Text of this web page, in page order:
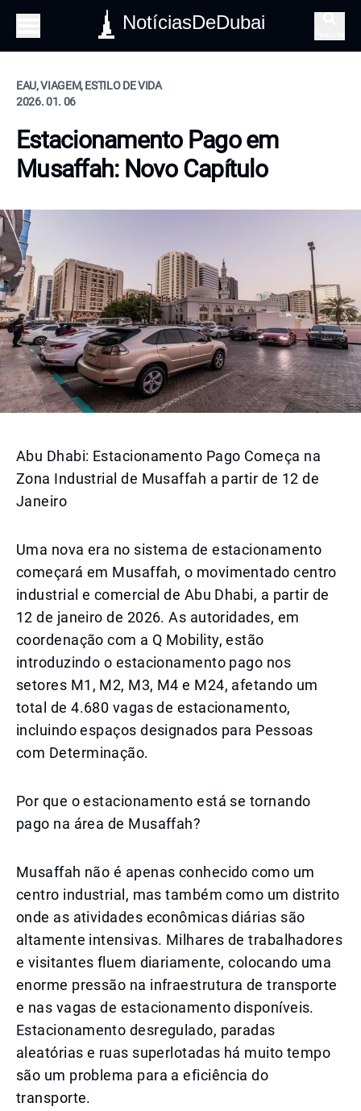
NotíciasDeDubai
EAU, VIAGEM, ESTILO DE VIDA
2026. 01. 06
Estacionamento Pago em
Musaffah: Novo Capítulo
Abu Dhabi: Estacionamento Pago Começa na
Zona Industrial de Musaffah a partir de 12 de
Janeiro
Uma nova era no sistema de estacionamento
começará em Musaffah, o movimentado centro
industrial e comercial de Abu Dhabi, a partir de
12 de janeiro de 2026. As autoridades, em
coordenação com a Q Mobility, estão
introduzindo o estacionamento pago nos
setores M1, M2, M3, M4 e M24, afetando um
total de 4.680 vagas de estacionamento,
incluindo espaços designados para Pessoas
com Determinação.
Por que o estacionamento está se tornando
pago na área de Musaffah?
Musaffah não é apenas conhecido como um
centro industrial, mas também como um distrito
onde as atividades econômicas diárias são
altamente intensivas. Milhares de trabalhadores
e visitantes fluem diariamente, colocando uma
enorme pressão na infraestrutura de transporte
e nas vagas de estacionamento disponíveis.
Estacionamento desregulado, paradas
aleatórias e ruas superlotadas há muito tempo
são um problema para a eficiência do
transporte.